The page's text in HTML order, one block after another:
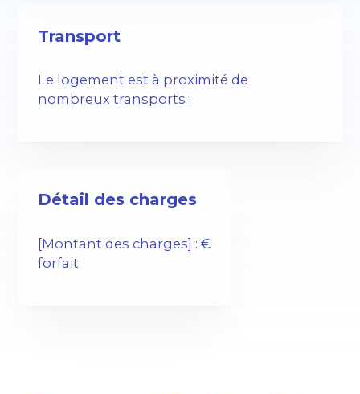
Transport
Le logement est à proximité de
nombreux transports :
Détail des charges
[Montant des charges] : €
forfait